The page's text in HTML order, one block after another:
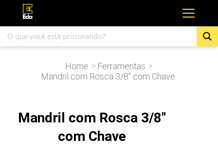
Home > Ferramentas >
Mandril com Rosca 3/8″ com Chave
Mandril com Rosca 3/8"
com Chave